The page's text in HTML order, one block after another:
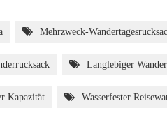
Mehrzweck-
Langlebiger
Kapazität Wasserfester